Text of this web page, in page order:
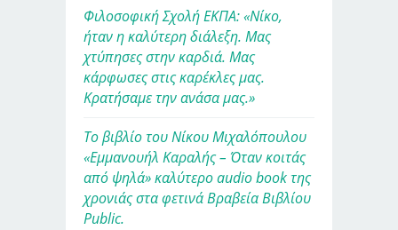
Φιλοσοφική Σχολή ΕΚΠΑ: «Νίκο,
ήταν η καλύτερη διάλεξη. Μας
χτύπησες στην καρδιά. Μας
κάρφωσες στις καρέκλες μας.
Κρατήσαμε την ανάσα μας.»
Το βιβλίο του Νίκου Μιχαλόπουλου
«Εμμανουήλ Καραλής – Όταν κοιτάς
από ψηλά» καλύτερο audio book της
χρονιάς στα φετινά Βραβεία Βιβλίου
Public.